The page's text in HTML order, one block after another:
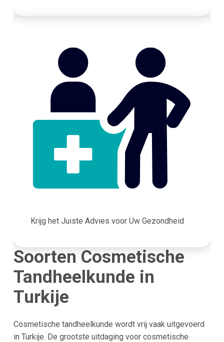
Krijg het Juiste Advies voor Uw Gezondheid
Soorten Cosmetische
Tandheelkunde in
Turkije
Cosmetische tandheelkunde wordt vrij vaak uitgevoerd
in Turkije. De grootste uitdaging voor cosmetische